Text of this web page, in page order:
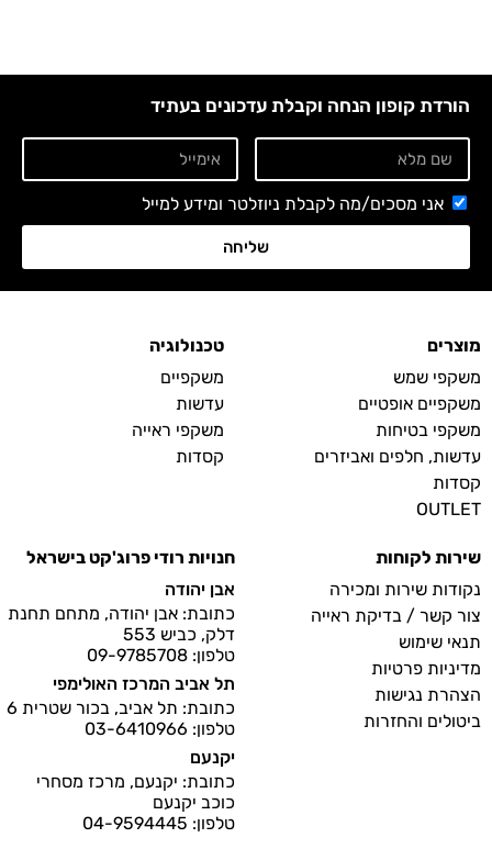
הורדת קופון הנחה וקבלת עדכונים בעתיד
אני מסכים/מה לקבלת ניוזלטר ומידע למייל
שליחה
מוצרים
משקפי שמש
משקפיים אופטיים
משקפי בטיחות
עדשות, חלפים ואביזרים
קסדות
OUTLET
טכנולוגיה
משקפיים
עדשות
משקפי ראייה
קסדות
שירות לקוחות
נקודות שירות ומכירה
צור קשר / בדיקת ראייה
תנאי שימוש
מדיניות פרטיות
הצהרת נגישות
ביטולים והחזרות
חנויות רודי פרוג'קט בישראל
אבן יהודה
כתובת: אבן יהודה, מתחם תחנת
דלק, כביש 553
טלפון: 09-9785708
תל אביב המרכז האולימפי
כתובת: תל אביב, בכור שטרית 6
טלפון: 03-6410966
יקנעם
כתובת: יקנעם, מרכז מסחרי
כוכב יקנעם
טלפון: 04-9594445